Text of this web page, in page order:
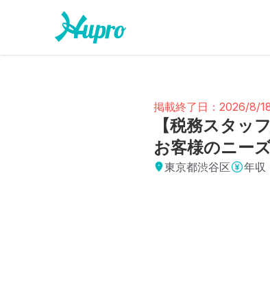
掲載終了日：2026/8/
【税務スタッ
お客様のニー
東京都渋谷区 年収